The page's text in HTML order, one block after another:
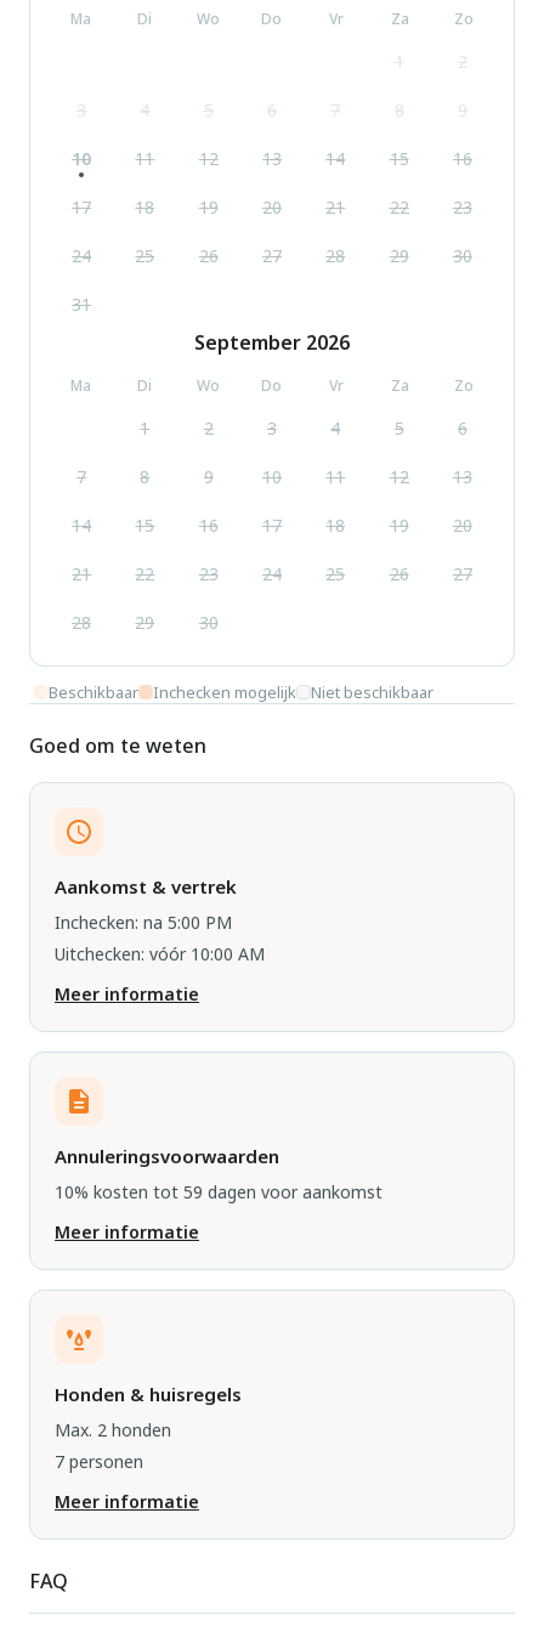
Ma Di Wo Do Vr Za Zo
1 2
3 4 5 6 7 8 9
10 11 12 13 14 15 16
17 18 19 20 21 22 23
24 25 26 27 28 29 30
31
September 2026
Ma Di Wo Do Vr Za Zo
1 2 3 4 5 6
7 8 9 10 11 12 13
14 15 16 17 18 19 20
21 22 23 24 25 26 27
28 29 30
Beschikbaar Inchecken mogelijk Niet beschikbaar
Goed om te weten
Aankomst & vertrek
Inchecken: na 5:00 PM
Uitchecken: vóór 10:00 AM
Meer informatie
Annuleringsvoorwaarden
10% kosten tot 59 dagen voor aankomst
Meer informatie
Honden & huisregels
Max. 2 honden
7 personen
Meer informatie
FAQ